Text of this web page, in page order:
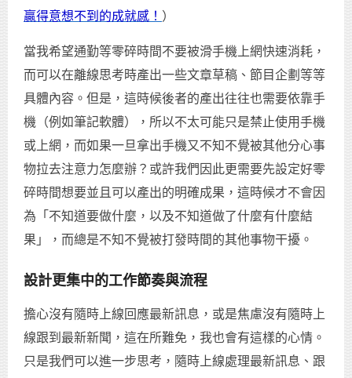
贏得意想不到的成就感！ ）
當我希望通勤等零碎時間不要被滑手機上網快速消耗，
而可以在離線思考時產出一些文章草稿、節目企劃等等
具體內容。但是，這時候後者的產出往往也需要依靠手
機（例如筆記軟體），所以不太可能只是禁止使用手機
或上網，而如果一旦拿出手機又不知不覺被其他分心事
物拉去注意力怎麼辦？或許我們因此更需要先設定好零
碎時間想要並且可以產出的明確成果，這時候才不會因
為「不知道要做什麼，以及不知道做了什麼有什麼結
果」，而總是不知不覺被打發時間的其他事物干擾。
設計更集中的工作節奏與流程
擔心沒有隨時上線回應最新訊息，或是焦慮沒有隨時上
線跟到最新新聞，這在所難免，我也會有這樣的心情。
只是我們可以進一步思考，隨時上線處理最新訊息、跟